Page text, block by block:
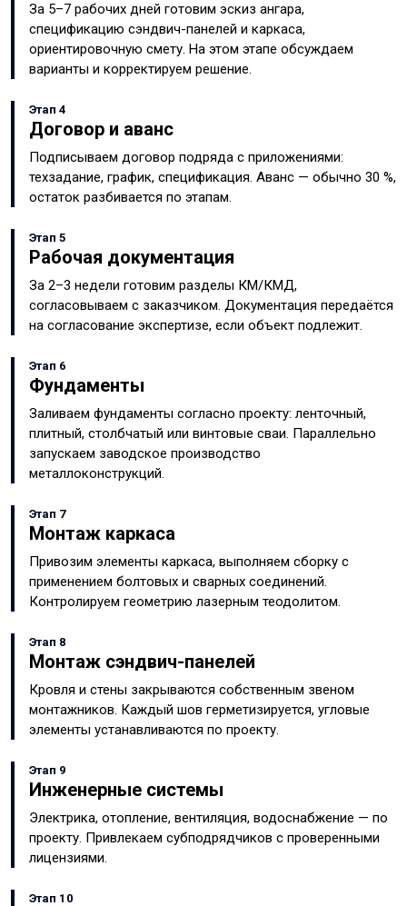
За 5–7 рабочих дней готовим эскиз ангара,
спецификацию сэндвич-панелей и каркаса,
ориентировочную смету. На этом этапе обсуждаем
варианты и корректируем решение.
Этап 4
Договор и аванс
Подписываем договор подряда с приложениями:
техзадание, график, спецификация. Аванс — обычно 30 %,
остаток разбивается по этапам.
Этап 5
Рабочая документация
За 2–3 недели готовим разделы КМ/КМД,
согласовываем с заказчиком. Документация передаётся
на согласование экспертизе, если объект подлежит.
Этап 6
Фундаменты
Заливаем фундаменты согласно проекту: ленточный,
плитный, столбчатый или винтовые сваи. Параллельно
запускаем заводское производство
металлоконструкций.
Этап 7
Монтаж каркаса
Привозим элементы каркаса, выполняем сборку с
применением болтовых и сварных соединений.
Контролируем геометрию лазерным теодолитом.
Этап 8
Монтаж сэндвич-панелей
Кровля и стены закрываются собственным звеном
монтажников. Каждый шов герметизируется, угловые
элементы устанавливаются по проекту.
Этап 9
Инженерные системы
Электрика, отопление, вентиляция, водоснабжение — по
проекту. Привлекаем субподрядчиков с проверенными
лицензиями.
Этап 10